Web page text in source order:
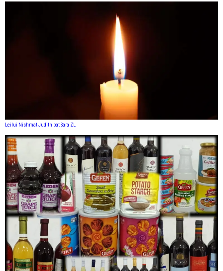
Leilui Nishmat Judith bat Sara ZL